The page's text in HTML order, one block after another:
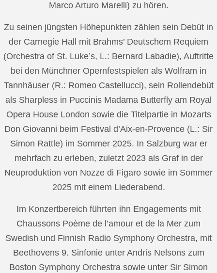
Marco Arturo Marelli) zu hören.
Zu seinen jüngsten Höhepunkten zählen sein Debüt in
der Carnegie Hall mit Brahms’ Deutschem Requiem
(Orchestra of St. Luke’s, L.: Bernard Labadie), Auftritte
bei den Münchner Opernfestspielen als Wolfram in
Tannhäuser (R.: Romeo Castellucci), sein Rollendebüt
als Sharpless in Puccinis Madama Butterfly am Royal
Opera House London sowie die Titelpartie in Mozarts
Don Giovanni beim Festival d’Aix-en-Provence (L.: Sir
Simon Rattle) im Sommer 2025. In Salzburg war er
mehrfach zu erleben, zuletzt 2023 als Graf in der
Neuproduktion von Nozze di Figaro sowie im Sommer
2025 mit einem Liederabend.
Im Konzertbereich führten ihn Engagements mit
Chaussons Poème de l’amour et de la Mer zum
Swedish und Finnish Radio Symphony Orchestra, mit
Beethovens 9. Sinfonie unter Andris Nelsons zum
Boston Symphony Orchestra sowie unter Sir Simon